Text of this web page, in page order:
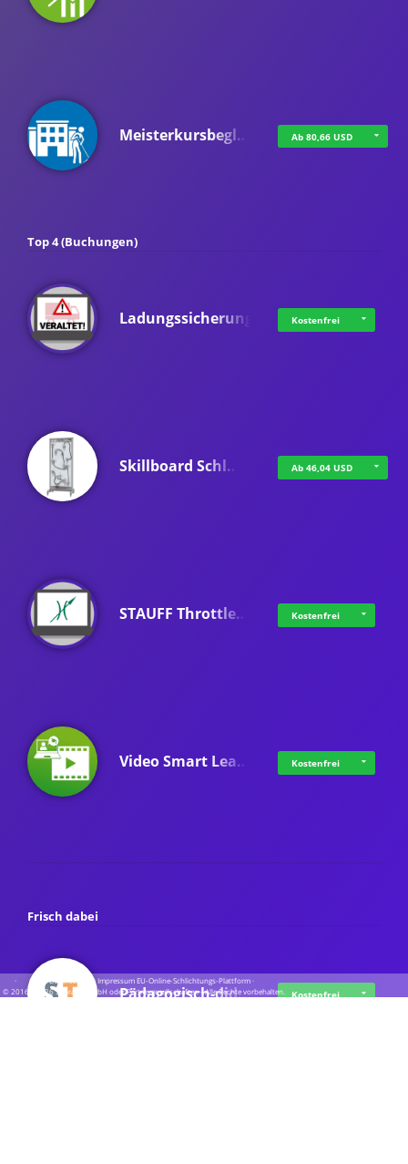
Meisterkursbegl… Ab 80,66 USD
Top 4 (Buchungen)
Ladungssicherung Kostenfrei
Skillboard Schl… Ab 46,04 USD
STAUFF Throttle… Kostenfrei
Video Smart Lea… Kostenfrei
Frisch dabei
Pädagogisch-did… Kostenfrei
· · ·Datenschutz ·Impressum EU-Online-Schlichtungs-Plattform·
© 2016 - 2026 SupraTix GmbH oder Partnergesellschaften - Alle Rechte vorbehalten.